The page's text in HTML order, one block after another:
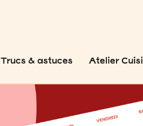
Trucs & astuces Atelier